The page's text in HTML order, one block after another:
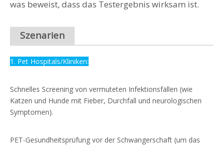
was beweist, dass das Testergebnis wirksam ist.
Szenarien
1. Pet Hospitals/Kliniken:
Schnelles Screening von vermuteten Infektionsfällen (wie
Katzen und Hunde mit Fieber, Durchfall und neurologischen
Symptomen).
PET-Gesundheitsprüfung vor der Schwangerschaft (um das